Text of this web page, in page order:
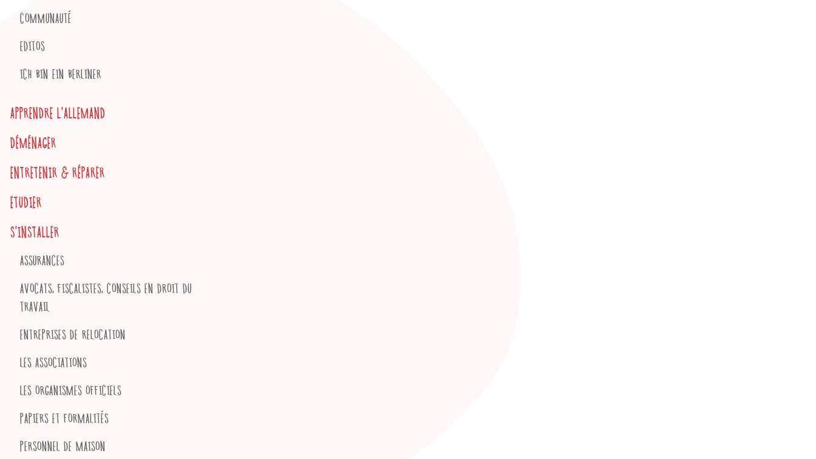
COMMUNAUTÉ
EDITOS
ICH BIN EIN BERLINER
APPRENDRE L'ALLEMAND
DÉMÉNAGER
ENTRETENIR & RÉPARER
ETUDIER
S'INSTALLER
ASSURANCES
AVOCATS, FISCALISTES, CONSEILS EN DROIT DU
TRAVAIL
ENTREPRISES DE RELOCATION
LES ASSOCIATIONS
LES ORGANISMES OFFICIELS
PAPIERS ET FORMALITÉS
PERSONNEL DE MAISON